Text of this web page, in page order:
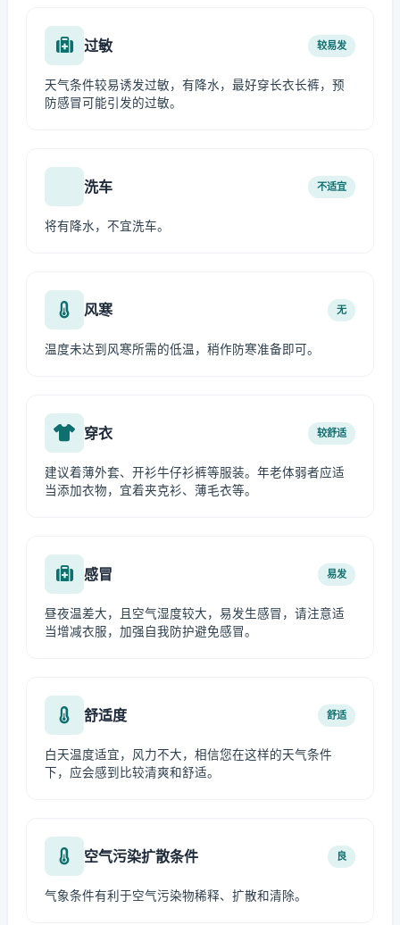
过敏 较易发
天气条件较易诱发过敏，有降水，最好穿长衣长裤，预
防感冒可能引发的过敏。
洗车 不适宜
将有降水，不宜洗车。
风寒 无
温度未达到风寒所需的低温，稍作防寒准备即可。
穿衣 较舒适
建议着薄外套、开衫牛仔衫裤等服装。年老体弱者应适
当添加衣物，宜着夹克衫、薄毛衣等。
感冒 易发
昼夜温差大，且空气湿度较大，易发生感冒，请注意适
当增减衣服，加强自我防护避免感冒。
舒适度 舒适
白天温度适宜，风力不大，相信您在这样的天气条件
下，应会感到比较清爽和舒适。
空气污染扩散条件 良
气象条件有利于空气污染物稀释、扩散和清除。